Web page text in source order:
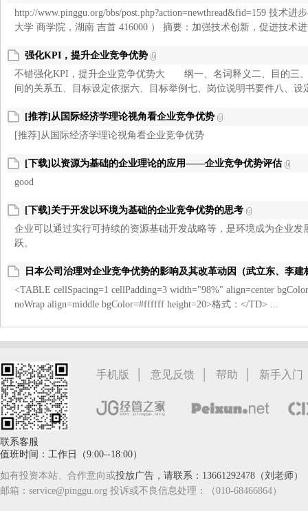
http://www.pinggu.org/bbs/post.php?action=newthread&fid=159 技术
大学 商学院，湖南 吉首 416000 ） 摘要：加强技术创新，促进技术
强化KPI，提升企业竞争优势
不错强化KPI，提升企业竞争优势大 纲一、名词释义二、目的三
间的关系五、目标设定依据六、目标举例七、岗位说明书要件八、设
[推荐]从国际经济学理论视角看企业竞争优势
[推荐]从国际经济学理论视角看企业竞争优势
[下载]以资源为基础的企业理论的应用——企业竞争优势评估
good
[下载]关于开发以环境为基础的企业竞争优势的思考
企业可以通过实行可持续的资源基础开发战略等，是环境成为企业发
跃。
日本公司治理对企业竞争优势的影响及其改革动因（武立东、李建
<TABLE cellSpacing=1 cellPadding=3 width="98%" align=center
noWrap align=middle bgColor=#ffffff height=20>格式：</TD> ...
手机版 | 意见反馈 | 帮助 | 新手入门
联系客服
值班时间：工作日（9:00--18:00）
如有投资本站、合作意向或投放广告，请联系：13661292478（刘老师）
邮箱：service@pinggu.org 投诉或不良信息处理：（010-68466864）